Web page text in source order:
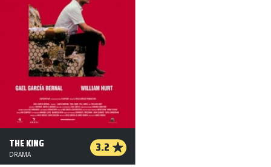
THE KING 3.2
DRAMA